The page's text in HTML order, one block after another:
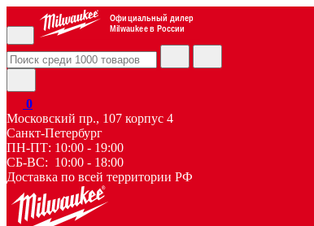
Официальный дилер
Milwaukee в России
0
Московский пр., 107 корпус 4
Санкт-Петербург
ПН-ПТ: 10:00 - 19:00
СБ-ВС: 10:00 - 18:00
Доставка по всей территории РФ